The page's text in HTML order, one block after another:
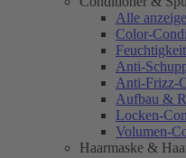
Alle
Color-
Anti-
Anti-Frizz-
Aufbau &
Locken-
Volumen-
Haarmaske &